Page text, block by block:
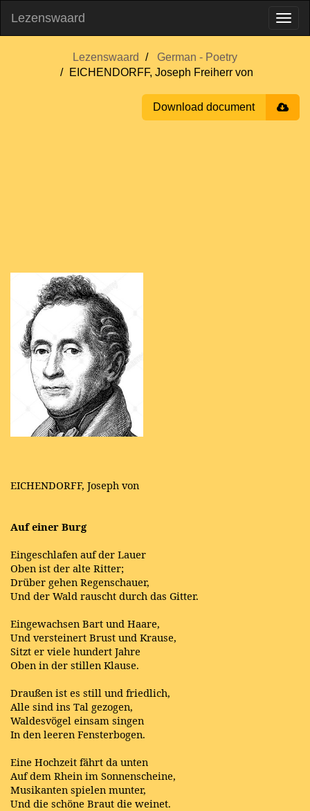
Lezenswaard
Lezenswaard
German - Poetry
EICHENDORFF, Joseph Freiherr von
Download document
EICHENDORFF, Joseph von
Auf einer Burg
Eingeschlafen auf der Lauer
Oben ist der alte Ritter;
Drüber gehen Regenschauer,
Und der Wald rauscht durch das Gitter.
Eingewachsen Bart und Haare,
Und versteinert Brust und Krause,
Sitzt er viele hundert Jahre
Oben in der stillen Klause.
Draußen ist es still und friedlich,
Alle sind ins Tal gezogen,
Waldesvögel einsam singen
In den leeren Fensterbogen.
Eine Hochzeit fährt da unten
Auf dem Rhein im Sonnenscheine,
Musikanten spielen munter,
Und die schöne Braut die weinet.